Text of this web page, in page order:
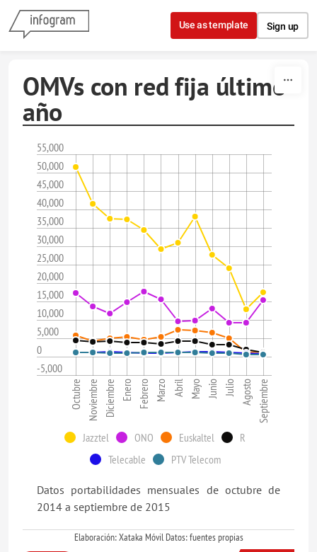
Skip to content
Use as template Sign up
OMVs con red fija último
año
-5,000
0
5,000
10,000
15,000
20,000
25,000
30,000
35,000
40,000
45,000
50,000
55,000
Octubre Noviembre Diciembre Enero Febrero Marzo Abril Mayo Junio Julio Agosto Septiembre
Jazztel ONO Euskaltel
R
Telecable
PTV Telecom
Datos portabilidades mensuales de octubre de
2014 a septiembre de 2015
Elaboración: Xataka Móvil Datos: fuentes propias